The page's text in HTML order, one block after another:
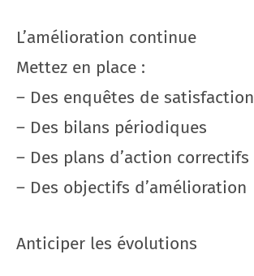
L’amélioration continue
Mettez en place :
– Des enquêtes de satisfaction
– Des bilans périodiques
– Des plans d’action correctifs
– Des objectifs d’amélioration
Anticiper les évolutions